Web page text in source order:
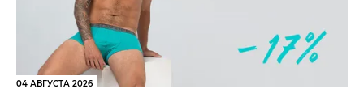
04 АВГУСТА 2026